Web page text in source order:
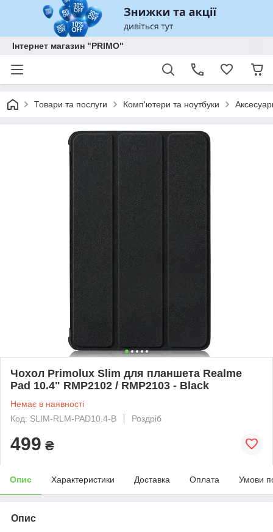
Інтернет магазин "PRIMO"
Товари та послуги Комп'ютери та ноутбуки
Чохол Primolux Slim для планшета Realme
Pad 10.4" RMP2102 / RMP2103 - Black
Немає в наявності
Код: SLIM-RLM-PAD10.4-B
Роздріб
499 ₴
Опис Характеристики Доставка Оплата Умови
Опис